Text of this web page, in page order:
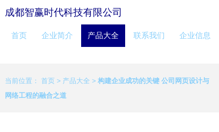
成都智赢时代科技有限公司
首页 企业简介 产品大全 联系我们 企业信息
当前位置： 首页 > 产品大全 > 构建企业成功的关键 公司网页设计与
网络工程的融合之道